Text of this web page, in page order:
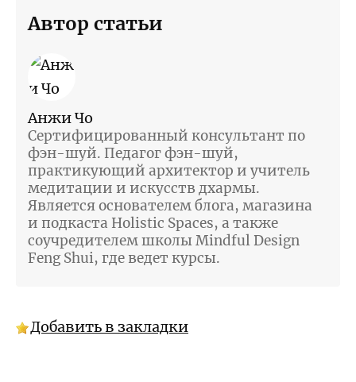
Автор статьи
Анжи Чо
Сертифицированный консультант по
фэн-шуй. Педагог фэн-шуй,
практикующий архитектор и учитель
медитации и искусств дхармы.
Является основателем блога, магазина
и подкаста Holistic Spaces, а также
соучредителем школы Mindful Design
Feng Shui, где ведет курсы.
Добавить в закладки